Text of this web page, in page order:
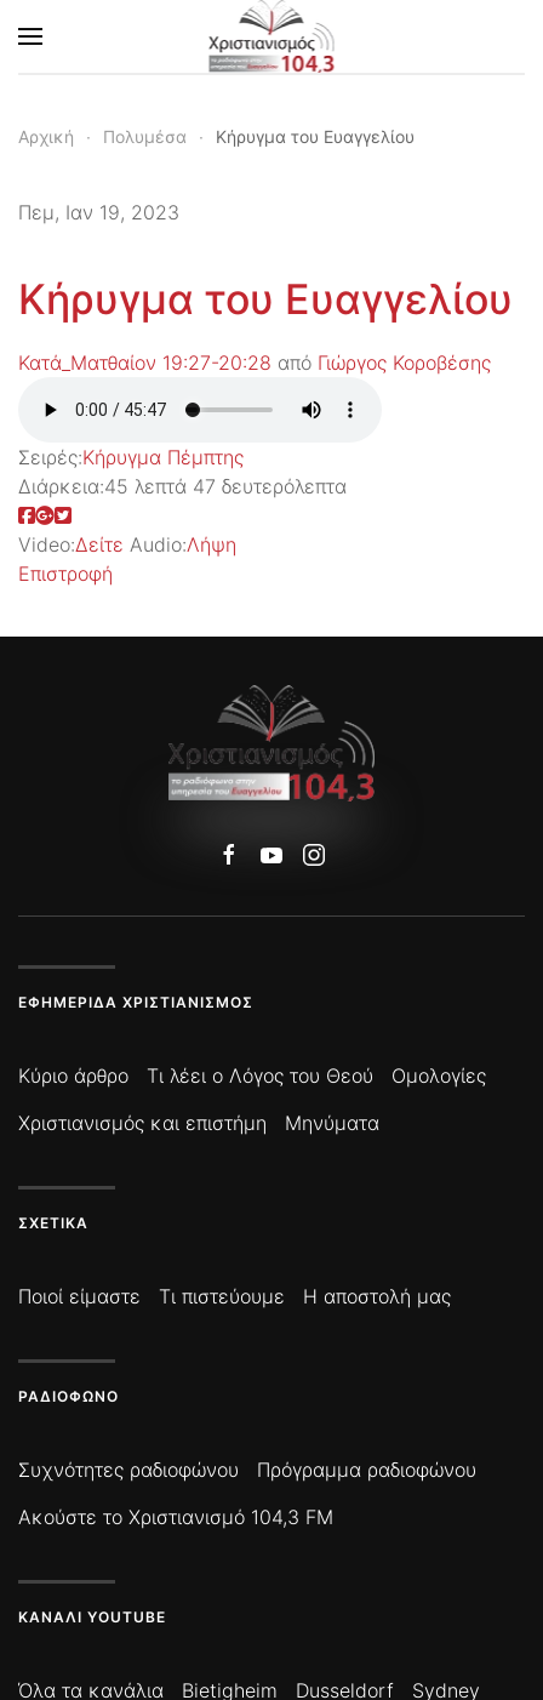
Skip to main content
Αρχική Πολυμέσα Κήρυγμα του Ευαγγελίου
Πεμ, Ιαν 19, 2023
Κήρυγμα του Ευαγγελίου
Κατά_Ματθαίον 19:27-20:28 από Γιώργος Κοροβέσης
Σειρές:Kήρυγμα Πέμπτης
Διάρκεια:45 λεπτά 47 δευτερόλεπτα
Video:Δείτε Audio:Λήψη
Επιστροφή
ΕΦΗΜΕΡΊΔΑ ΧΡΙΣΤΙΑΝΙΣΜΌΣ
Κύριο άρθρο Τι λέει ο Λόγος του Θεού
Ομολογίες
Χριστιανισμός και επιστήμη
Μηνύματα
ΣΧΕΤΙΚΆ
Ποιοί είμαστε Τι πιστεύουμε Η αποστολή μας
ΡΑΔΙΌΦΩΝΟ
Συχνότητες ραδιοφώνου
Πρόγραμμα ραδιοφώνου
Ακούστε το Χριστιανισμό 104,3 FM
ΚΑΝΆΛΙ YOUTUBE
Όλα τα κανάλια Bietigheim Dusseldorf
Sydney